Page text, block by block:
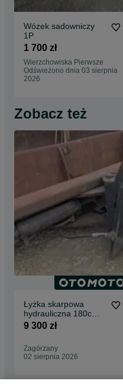
Wózek sadowniczy
1P
1 700 zł
Wierzchowiska Pierwsze
Odświeżono dnia 03 sierpnia
2026
Zobacz też
Łyżka skarpowa
hydrauliczna 180cm
złącze Lehnhoff
9 300 zł
Zagórzany
02 sierpnia 2026